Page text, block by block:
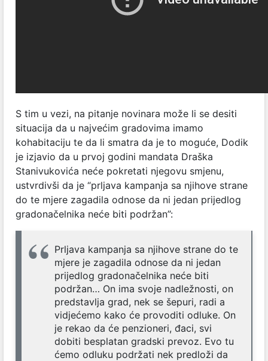
S tim u vezi, na pitanje novinara može li se desiti
situacija da u najvećim gradovima imamo
kohabitaciju te da li smatra da je to moguće, Dodik
je izjavio da u prvoj godini mandata Draška
Stanivukovića neće pokretati njegovu smjenu,
ustvrdivši da je “prljava kampanja sa njihove strane
do te mjere zagadila odnose da ni jedan prijedlog
gradonačelnika neće biti podržan”:
Prljava kampanja sa njihove strane do te
mjere je zagadila odnose da ni jedan
prijedlog gradonačelnika neće biti
podržan… On ima svoje nadležnosti, on
predstavlja grad, nek se šepuri, radi a
vidjećemo kako će provoditi odluke. On
je rekao da će penzioneri, đaci, svi
dobiti besplatan gradski prevoz. Evo tu
ćemo odluku podržati nek predloži da